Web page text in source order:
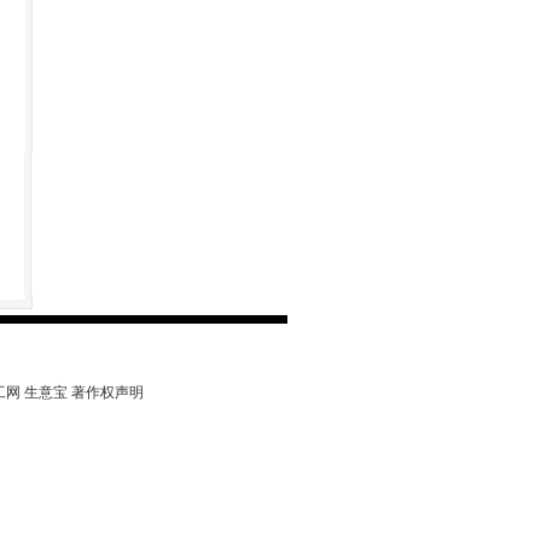
网 生意宝 著作权声明